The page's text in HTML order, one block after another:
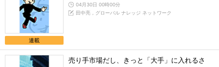
連載
04月30日 00時00分
田中亮，グローバル ナレッジ ネットワーク
売り手市場だし、きっと「大手」に入れるさ